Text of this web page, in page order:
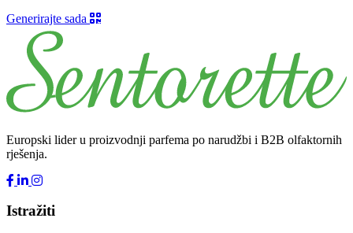
Generirajte sada
Europski lider u proizvodnji parfema po narudžbi i B2B olfaktornih
rješenja.
Istražiti